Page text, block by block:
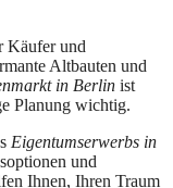
Käufer und
Altbauten und
in Berlin ist
Planung wichtig.
Eigentumserwerbs in
und
Ihnen, Ihren Traum